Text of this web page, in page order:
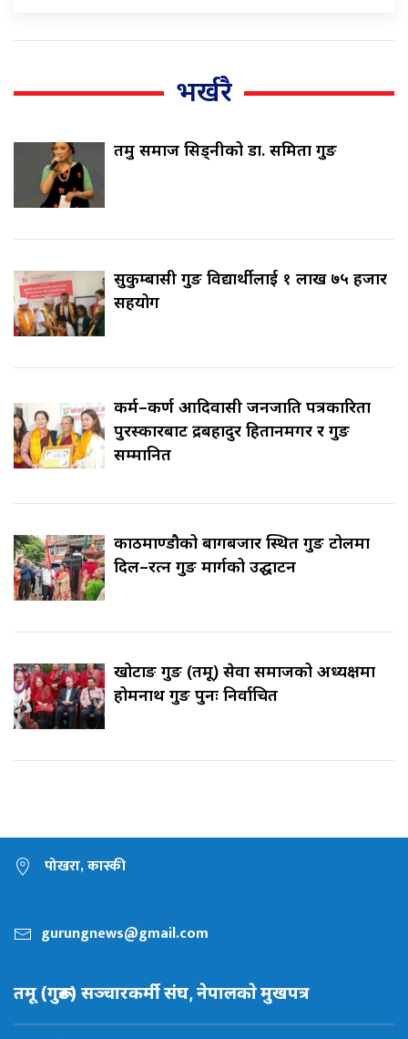
भर्खरै
तमु समाज सिड्नीको डा. समिता गुरुङ
सुकुम्बासी गुरुङ विद्यार्थीलाई १ लाख ७५ हजार
सहयोग
कर्म–कर्ण आदिवासी जनजाति पत्रकारिता
पुरस्कारबाट रुद्रबहादुर हितानमगर र गुरुङ
सम्मानित
काठमाण्डौको बागबजार स्थित गुरुङ टोलमा
दिल–रत्न गुरुङ मार्गको उद्घाटन
खोटाङ गुरुङ (तमू) सेवा समाजको अध्यक्षमा
होमनाथ गुरुङ पुनः निर्वाचित
पोखरा, कास्की
gurungnews@gmail.com
तमू (गुरूङ) सञ्चारकर्मी संघ, नेपालकाे मुखपत्र